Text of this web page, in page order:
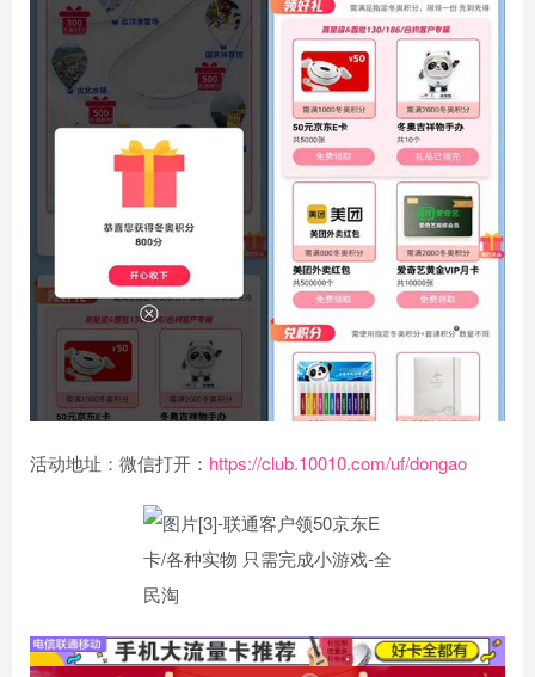
活动地址：微信打开： https://club.10010.com/uf/dongao